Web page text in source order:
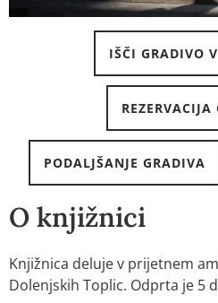
IŠČI GRADIVO
PODALJŠANJE GRADIVA
O knjižnici
Knjižnica deluje v prijetnem
Dolenjskih Toplic. Odprta je 5